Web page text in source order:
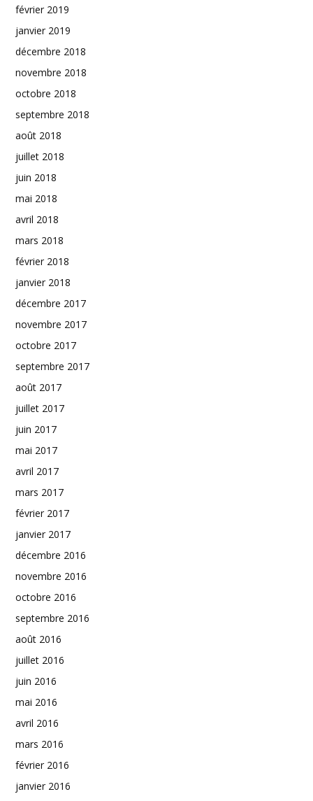
février 2019
janvier 2019
décembre 2018
novembre 2018
octobre 2018
septembre 2018
août 2018
juillet 2018
juin 2018
mai 2018
avril 2018
mars 2018
février 2018
janvier 2018
décembre 2017
novembre 2017
octobre 2017
septembre 2017
août 2017
juillet 2017
juin 2017
mai 2017
avril 2017
mars 2017
février 2017
janvier 2017
décembre 2016
novembre 2016
octobre 2016
septembre 2016
août 2016
juillet 2016
juin 2016
mai 2016
avril 2016
mars 2016
février 2016
janvier 2016